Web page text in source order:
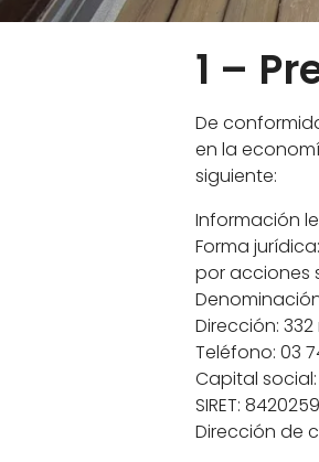
FOLLETO
1 –
De
en la
siguiente:
Información
Forma
por acciones
Denominación
Dirección:
Teléfono: 03
Capital
SIRET:
Dirección de